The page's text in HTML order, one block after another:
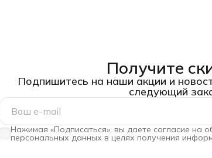
Получите
Подпишитесь на наши акции и
следующий
Нажимая «Подписаться», вы даете согласие на
персональных данных в целях получения